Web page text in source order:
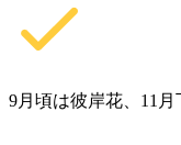
9月頃は彼岸花、11